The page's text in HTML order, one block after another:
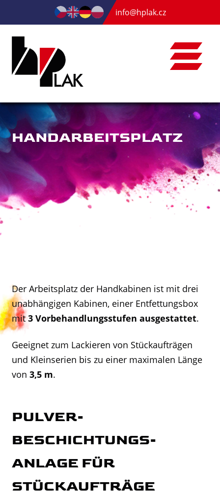
info@hplak.cz
HANDARBEITSPLATZ
Der Arbeitsplatz der Handkabinen ist mit drei
unabhängigen Kabinen, einer Entfettungsbox
mit3 Vorbehandlungsstufen ausgestattet.
Geeignet zum Lackieren von Stückaufträgen
und Kleinserien bis zu einer maximalen Länge
von 3,5 m.
PULVER-
BESCHICHTUNGS-
ANLAGE FÜR
STÜCKAUFTRÄGE